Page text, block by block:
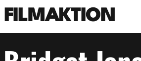
FILMAKTION